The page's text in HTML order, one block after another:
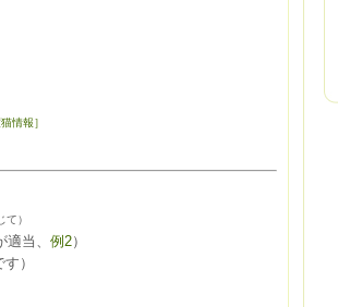
情報］
）
当、 例2）
）